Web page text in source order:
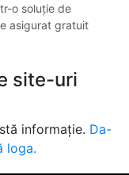
o soluție de
asigurat gratuit
site-uri
informație. Da-
loga.